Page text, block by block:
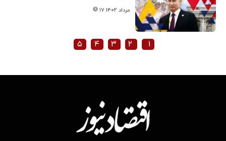
۱۷ مرداد ۱۴۰۲
۱ ۲ ۳ ۴ ۵